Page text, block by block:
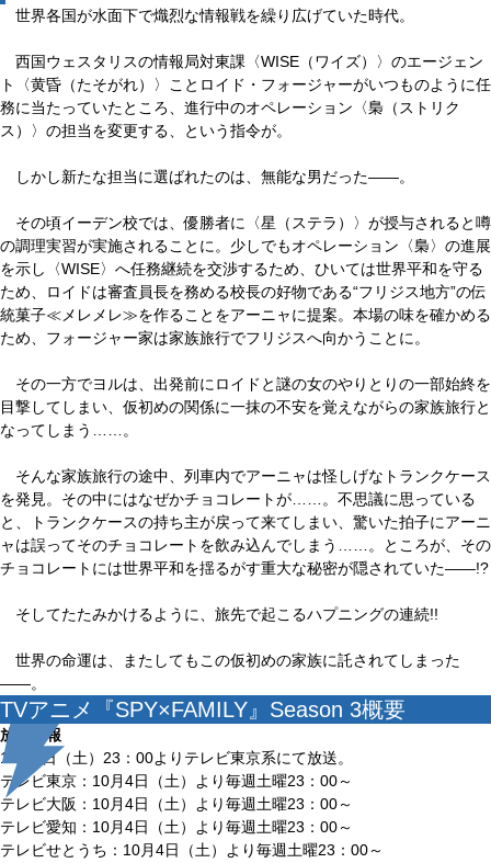
世界各国が水面下で熾烈な情報戦を繰り広げていた時代。
西国ウェスタリスの情報局対東課〈WISE（ワイズ）〉のエージェン
ト〈黄昏（たそがれ）〉ことロイド・フォージャーがいつものように任
務に当たっていたところ、進行中のオペレーション〈梟（ストリク
ス）〉の担当を変更する、という指令が。
しかし新たな担当に選ばれたのは、無能な男だった――。
その頃イーデン校では、優勝者に〈星（ステラ）〉が授与されると噂
の調理実習が実施されることに。少しでもオペレーション〈梟〉の進展
を示し〈WISE〉へ任務継続を交渉するため、ひいては世界平和を守る
ため、ロイドは審査員長を務める校長の好物である“フリジス地方”の伝
統菓子≪メレメレ≫を作ることをアーニャに提案。本場の味を確かめる
ため、フォージャー家は家族旅行でフリジスへ向かうことに。
その一方でヨルは、出発前にロイドと謎の女のやりとりの一部始終を
目撃してしまい、仮初めの関係に一抹の不安を覚えながらの家族旅行と
なってしまう……。
そんな家族旅行の途中、列車内でアーニャは怪しげなトランクケース
を発見。その中にはなぜかチョコレートが……。不思議に思っている
と、トランクケースの持ち主が戻って来てしまい、驚いた拍子にアーニ
ャは誤ってそのチョコレートを飲み込んでしまう……。ところが、その
チョコレートには世界平和を揺るがす重大な秘密が隠されていた――!?
そしてたたみかけるように、旅先で起こるハプニングの連続!!
世界の命運は、またしてもこの仮初めの家族に託されてしまった
――。
TVアニメ『SPY×FAMILY』Season 3概要
放送情報
10月4日（土）23：00よりテレビ東京系にて放送。
テレビ東京：10月4日（土）より毎週土曜23：00～
テレビ大阪：10月4日（土）より毎週土曜23：00～
テレビ愛知：10月4日（土）より毎週土曜23：00～
テレビせとうち：10月4日（土）より毎週土曜23：00～